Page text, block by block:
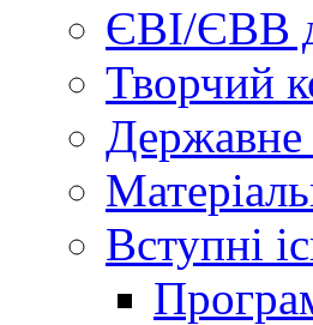
ЄВІ/ЄВВ
Творчий
Державне
Вступні